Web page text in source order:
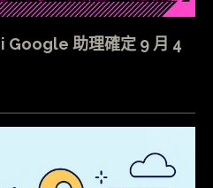
Google 助理確定 9 月 4